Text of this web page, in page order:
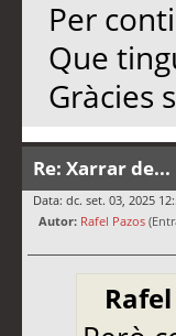
Per
Que
Gràcies
Re: Xarrar de...
Data: dc. set. 03, 2025
Autor: Rafel Pazos